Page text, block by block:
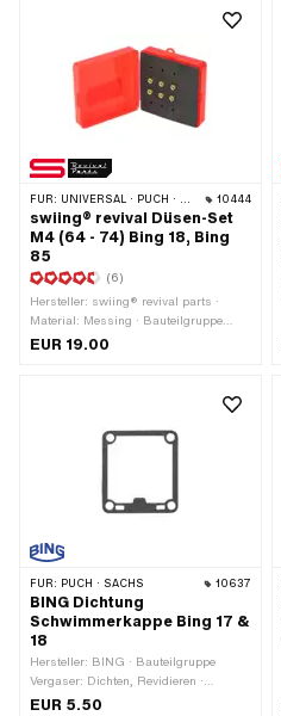
FÜR: UNIVERSAL · PUCH · SACHS · ZÜNDAPP BELMONDO 10444
swiing® revival Düsen-Set
M4 (64 - 74) Bing 18, Bing
85
(6)
Hersteller: swiing® revival parts ·
Material: Messing · Bauteilgruppe
Vergaser: Bedüsung · Anzahl: 6 Stk. ·
Vergasertyp: 85 · Düsenart: Hauptdüse
(Standardgewinde) · Düsengrösse: 64
EUR 19.00
FÜR: PUCH · SACHS 10637
BING Dichtung
Schwimmerkappe Bing 17 &
18
Hersteller: BING · Bauteilgruppe
Vergaser: Dichten, Revidieren ·
Material: Dichtpapier · Oberfläche: roh
EUR 5.50